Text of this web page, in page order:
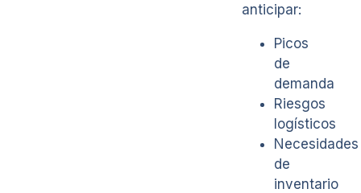
anticipar:
Picos
de
demanda
Riesgos
logísticos
Necesidades
de
inventario